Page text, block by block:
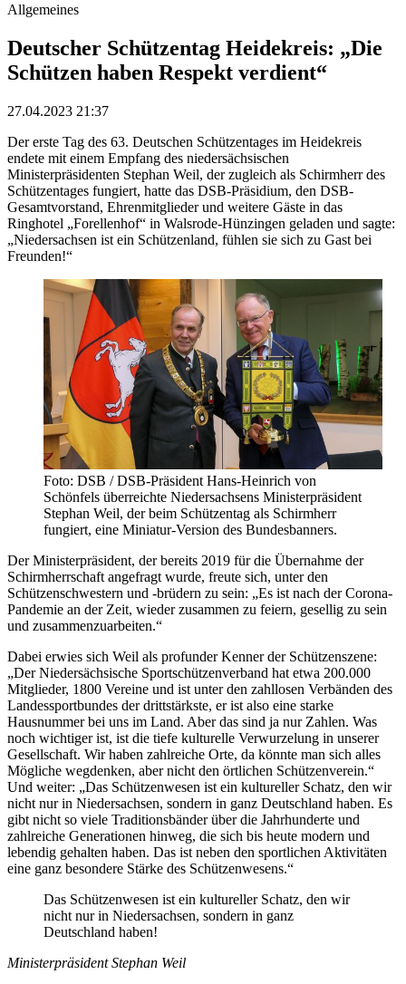
Allgemeines
Deutscher Schützentag Heidekreis: „Die
Schützen haben Respekt verdient“
27.04.2023 21:37
Der erste Tag des 63. Deutschen Schützentages im Heidekreis
endete mit einem Empfang des niedersächsischen
Ministerpräsidenten Stephan Weil, der zugleich als Schirmherr des
Schützentages fungiert, hatte das DSB-Präsidium, den DSB-
Gesamtvorstand, Ehrenmitglieder und weitere Gäste in das
Ringhotel „Forellenhof“ in Walsrode-Hünzingen geladen und sagte:
„Niedersachsen ist ein Schützenland, fühlen sie sich zu Gast bei
Freunden!“
Foto: DSB / DSB-Präsident Hans-Heinrich von
Schönfels überreichte Niedersachsens Ministerpräsident
Stephan Weil, der beim Schützentag als Schirmherr
fungiert, eine Miniatur-Version des Bundesbanners.
Der Ministerpräsident, der bereits 2019 für die Übernahme der
Schirmherrschaft angefragt wurde, freute sich, unter den
Schützenschwestern und -brüdern zu sein: „Es ist nach der Corona-
Pandemie an der Zeit, wieder zusammen zu feiern, gesellig zu sein
und zusammenzuarbeiten.“
Dabei erwies sich Weil als profunder Kenner der Schützenszene:
„Der Niedersächsische Sportschützenverband hat etwa 200.000
Mitglieder, 1800 Vereine und ist unter den zahllosen Verbänden des
Landessportbundes der drittstärkste, er ist also eine starke
Hausnummer bei uns im Land. Aber das sind ja nur Zahlen. Was
noch wichtiger ist, ist die tiefe kulturelle Verwurzelung in unserer
Gesellschaft. Wir haben zahlreiche Orte, da könnte man sich alles
Mögliche wegdenken, aber nicht den örtlichen Schützenverein.“
Und weiter: „Das Schützenwesen ist ein kultureller Schatz, den wir
nicht nur in Niedersachsen, sondern in ganz Deutschland haben. Es
gibt nicht so viele Traditionsbänder über die Jahrhunderte und
zahlreiche Generationen hinweg, die sich bis heute modern und
lebendig gehalten haben. Das ist neben den sportlichen Aktivitäten
eine ganz besondere Stärke des Schützenwesens.“
Das Schützenwesen ist ein kultureller Schatz, den wir
nicht nur in Niedersachsen, sondern in ganz
Deutschland haben!
Ministerpräsident Stephan Weil